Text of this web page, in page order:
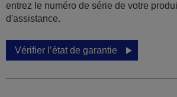
entrez le numéro de série de votre
d'assistance.
Vérifier l’état de garantie